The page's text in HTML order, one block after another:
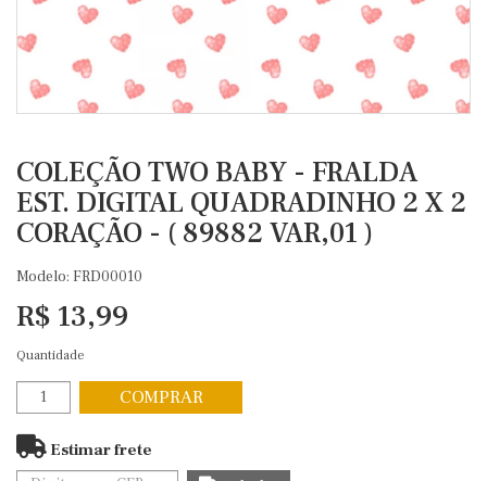
COLEÇÃO TWO BABY - FRALDA
EST. DIGITAL QUADRADINHO 2 X 2
CORAÇÃO - ( 89882 VAR,01 )
Modelo: FRD00010
R$ 13,99
Quantidade
COMPRAR
Estimar frete